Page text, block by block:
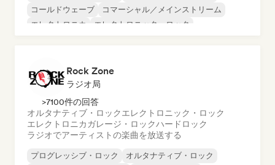
コールドウェーブ
コマーシャル／メインストリーム
エレクトロニカ
エレクトロニック・ロック
Rock Zone
ラジオ局
>7100件の回答
オルタナティブ・ロックエレクトロニック・ロック
エレクトロニカガレージ・ロックハードロック
ラジオでアーティストの楽曲を放送する
プログレッシブ・ロック
オルタナティブ・ロック